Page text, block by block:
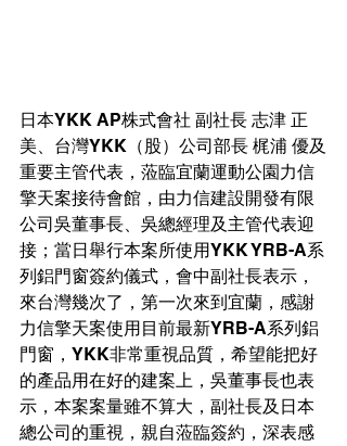
日本YKK AP株式會社 副社長 志津 正
美、台灣YKK（股）公司部長 梶浦 優及
重要主管代表，蒞臨宜蘭運動公園力信
擎天案接待會館，由力信建設開發有限
公司吳董事長、吳總經理及主管代表迎
接；當日舉行本案所使用YKK YRB-A系
列鋁門窗簽約儀式，會中副社長表示，
來台灣幾次了，第一次來到宜蘭，感謝
力信擎天案使用目前最新YRB-A系列鋁
門窗，YKK非常重視品質，希望能把好
的產品用在好的建案上，吳董事長也表
示，本案案量雖不算大，副社長及日本
總公司的重視，親自蒞臨簽約，深表感